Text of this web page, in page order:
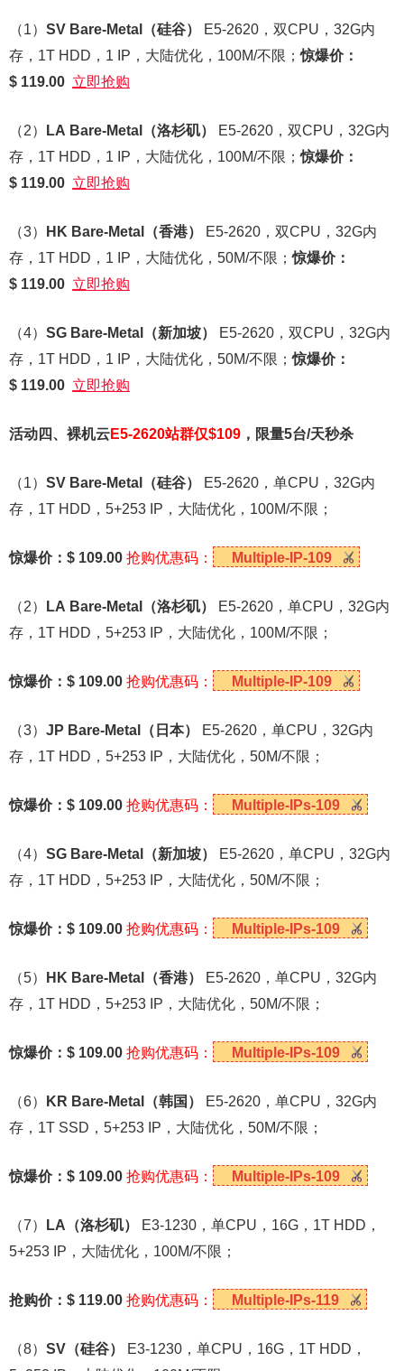
（1） SV Bare-Metal （硅谷）
E5-2620，双CPU，32G内
存，1T HDD，1 IP，大陆优化，100M/不限；惊爆价：
$ 119.00 立即抢购
（2） LA Bare-Metal （洛杉矶）
E5-2620，双CPU，32G内
存，1T HDD，1 IP，大陆优化，100M/不限；惊爆价：
$ 119.00 立即抢购
（3） HK Bare-Metal （香港）
E5-2620，双CPU，32G内
存，1T HDD，1 IP，大陆优化，50M/不限；惊爆价：
$ 119.00 立即抢购
（4） SG Bare-Metal （新加坡）
E5-2620，双CPU，32G内
存，1T HDD，1 IP，大陆优化，50M/不限；惊爆价：
$ 119.00 立即抢购
活动四、裸机云E5-2620站群仅$109 ，限量5台/天秒杀
（1） SV Bare-Metal （硅谷）
E5-2620，单CPU，32G内
存，1T HDD，5+253 IP，大陆优化，100M/不限；
惊爆价：$ 109.00 抢购优惠码： Multiple-IP-109
（2） LA Bare-Metal （洛杉矶）
E5-2620，单CPU，32G内
存，1T HDD，5+253 IP，大陆优化，100M/不限；
惊爆价：$ 109.00 抢购优惠码： Multiple-IP-109
（3） JP Bare-Metal （日本）
E5-2620，单CPU，32G内
存，1T HDD，5+253 IP，大陆优化，50M/不限；
惊爆价：$ 109.00 抢购优惠码： Multiple-IPs-109
（4） SG Bare-Metal （新加坡）
E5-2620，单CPU，32G内
存，1T HDD，5+253 IP，大陆优化，50M/不限；
惊爆价：$ 109.00 抢购优惠码： Multiple-IPs-109
（5） HK Bare-Metal （香港）
E5-2620，单CPU，32G内
存，1T HDD，5+253 IP，大陆优化，50M/不限；
惊爆价：$ 109.00 抢购优惠码： Multiple-IPs-109
（6） KR Bare-Metal （韩国）
E5-2620，单CPU，32G内
存，1T SSD，5+253 IP，大陆优化，50M/不限；
惊爆价：$ 109.00 抢购优惠码： Multiple-IPs-109
（7） LA （洛杉矶）
E3-1230，单CPU，16G，1T HDD，
5+253 IP，大陆优化，100M/不限；
抢购价：$ 119.00 抢购优惠码： Multiple-IPs-119
（8） SV （硅谷）
E3-1230，单CPU，16G，1T HDD，